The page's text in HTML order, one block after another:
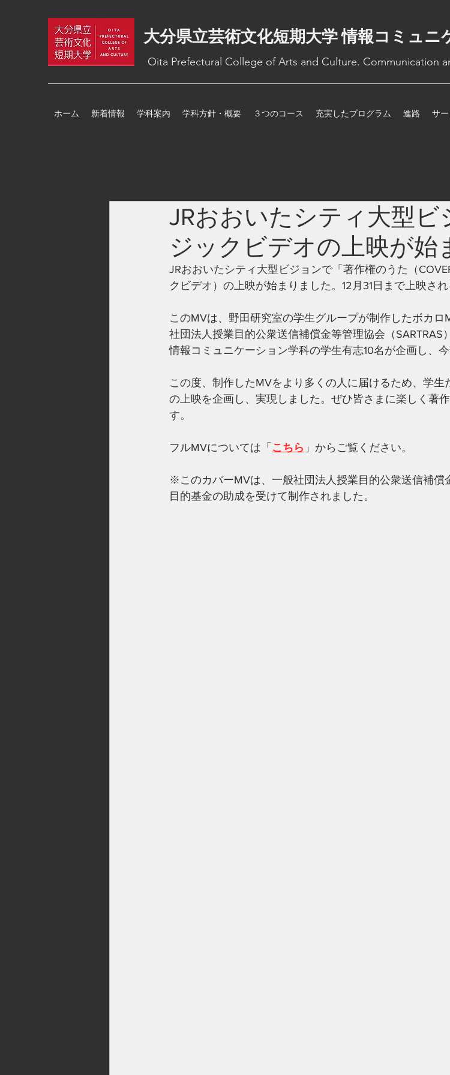
大分県立芸術文化短期大学 情報コミュニ
Oita Prefectural College of Arts and Culture. Communication
ホーム 新着情報 学科案内 学科方針・概要 ３つのコース 充実したプログラム 進路 サ
JRおおいたシティ大型ビ
ジックビデオの上映が始
JRおおいたシティ大型ビジョンで「著作権のうた（
クビデオ）の上映が始まりました。12月31日まで上映され
このMVは、野田研究室の学生グループが制作したボカ
社団法人授業目的公衆送信補償金等管理協会（SARTRAS
情報コミュニケーション学科の学生有志10名が企画し、
この度、制作したMVをより多くの人に届けるため、学
の上映を企画し、実現しました。ぜひ皆さまに楽しく著
す。
フルMVについては「 こちら 」からご覧ください。
※このカバーMVは、一般社団法人授業目的公衆送信補償
目的基金の助成を受けて制作されました。